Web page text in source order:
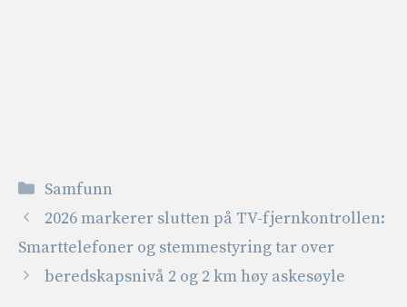
Kategorier
Samfunn
2026 markerer slutten på TV-fjernkontrollen:
Smarttelefoner og stemmestyring tar over
beredskapsnivå 2 og 2 km høy askesøyle